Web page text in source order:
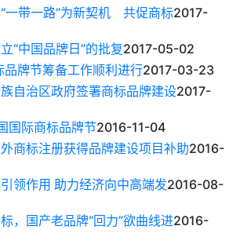
一带一路”为新契机 共促商标2017-
“中国品牌日”的批复2017-05-02
牌节筹备工作顺利进行2017-03-23
自治区政府签署商标品牌建设2017-
国际商标品牌节2016-11-04
商标注册获得品牌建设项目补助2016-
领作用 助力经济向中高端发2016-08-
，国产老品牌“回力”欲曲线进2016-